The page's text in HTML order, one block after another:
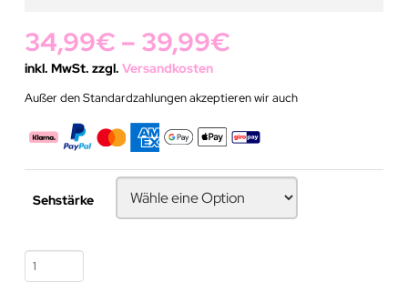
34,99€ – 39,99€
inkl. MwSt. zzgl. Versandkosten
Außer den Standardzahlungen akzeptieren wir auch
Sehstärke
Bunte
Kontaktlinse